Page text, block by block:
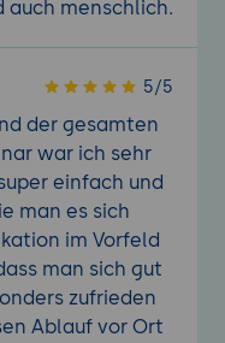
menschlich.
5/5
der gesamten
war ich sehr
einfach und
man es sich
im Vorfeld
man sich gut
zufrieden
Ablauf vor Ort